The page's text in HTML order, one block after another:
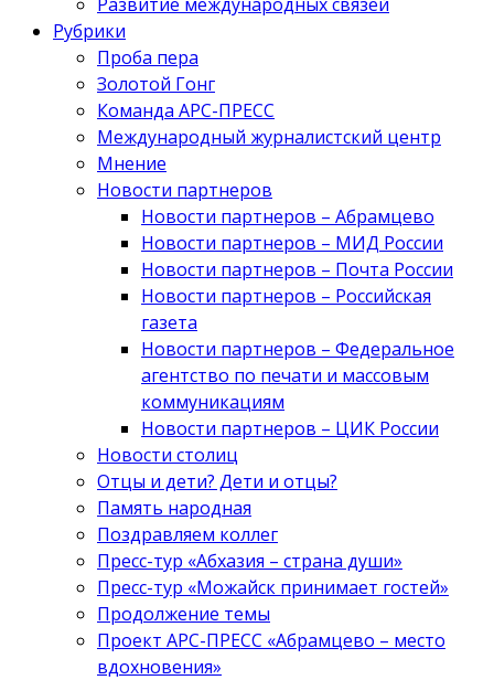
Рубрики
Проба пера
Золотой Гонг
Команда АРС-ПРЕСС
Международный журналистский центр
Мнение
Новости партнеров
Новости партнеров – Абрамцево
Новости партнеров – МИД России
Новости партнеров – Почта России
Новости партнеров – Российская
газета
Новости партнеров – Федеральное
агентство по печати и массовым
коммуникациям
Новости партнеров – ЦИК России
Новости столиц
Отцы и дети? Дети и отцы?
Память народная
Поздравляем коллег
Пресс-тур «Абхазия – страна души»
Пресс-тур «Можайск принимает гостей»
Продолжение темы
Проект АРС-ПРЕСС «Абрамцево – место
вдохновения»